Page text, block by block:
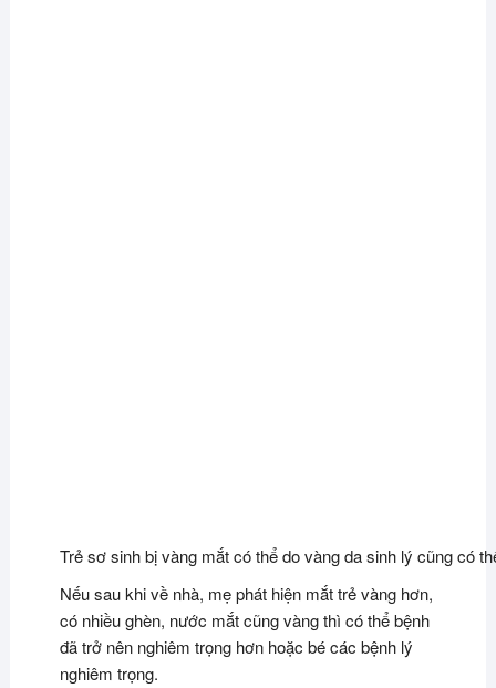
Trẻ sơ sinh bị vàng mắt có thể do vàng da sinh lý cũng có
Nếu sau khi về nhà, mẹ phát hiện mắt trẻ vàng hơn,
có nhiều ghèn, nước mắt cũng vàng thì có thể bệnh
đã trở nên nghiêm trọng hơn hoặc bé các bệnh lý
nghiêm trọng.